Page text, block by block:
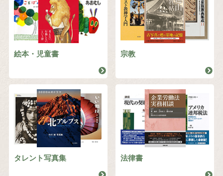
絵本・児童書 宗教
タレント写真集 法律書